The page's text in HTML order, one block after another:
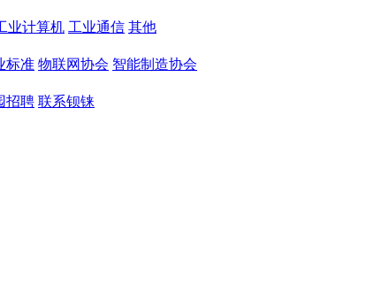
业计算机 工业通信 其他
标准 物联网协会 智能制造协会
招聘 联系钡铼